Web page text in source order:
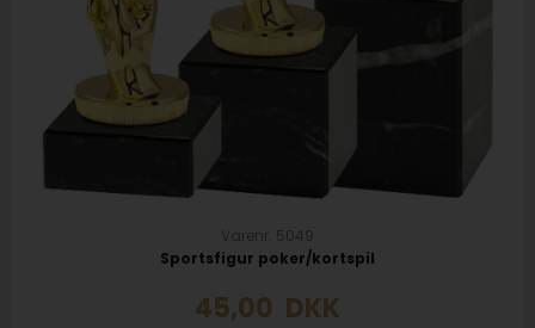
Varenr. 5049
Sportsfigur poker/kortspil
45,00 DKK